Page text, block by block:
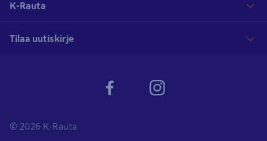
K-Rauta
Tilaa uutiskirje
© 2026 K-Rauta